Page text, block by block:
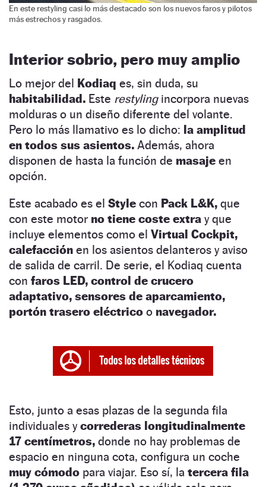
En este restyling casi lo más destacado son los nuevos faros y pilotos
más estrechos y rasgados.
Interior sobrio, pero muy amplio
Lo mejor del Kodiaq es, sin duda, su
habitabilidad. Este restyling incorpora nuevas
molduras o un diseño diferente del volante.
Pero lo más llamativo es lo dicho: la amplitud
en todos sus asientos. Además, ahora
disponen de hasta la función de masaje en
opción.
Este acabado es el Style con Pack L&K, que
con este motor no tiene coste extra y que
incluye elementos como el Virtual Cockpit,
calefacción en los asientos delanteros y aviso
de salida de carril. De serie, el Kodiaq cuenta
con faros LED, control de crucero
adaptativo, sensores de aparcamiento,
portón trasero eléctrico o navegador.
Esto, junto a esas plazas de la segunda fila
individuales ycorrederas longitudinalmente
17 centímetros, donde no hay problemas de
espacio en ninguna cota, configura un coche
muy cómodo para viajar. Eso sí, la tercera fila